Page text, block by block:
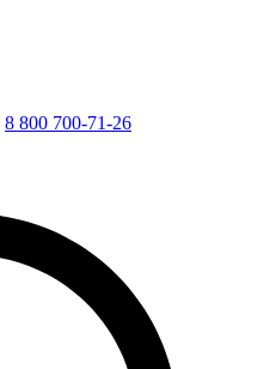
8 800 700-71-26